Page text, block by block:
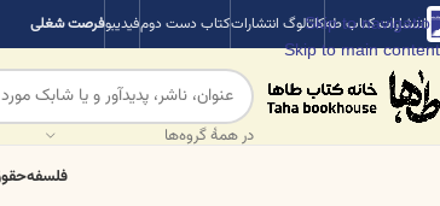
Skip to navigation
Skip to main content
انتشارات کتاب طهکاتالوگ انتشاراتکتاب دست دومفیدیبوفرصت شغلی
در همهٔ گروه‌ها
فلسفه